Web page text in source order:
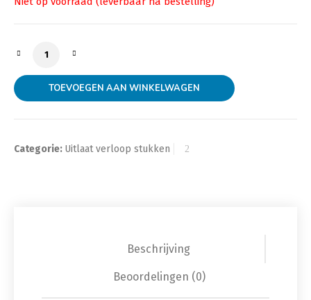
Verloopstuk voor uitlaat 63,5 naar 76mm aantal
TOEVOEGEN AAN WINKELWAGEN
Categorie: Uitlaat verloop stukken
Beschrijving
Beoordelingen (0)